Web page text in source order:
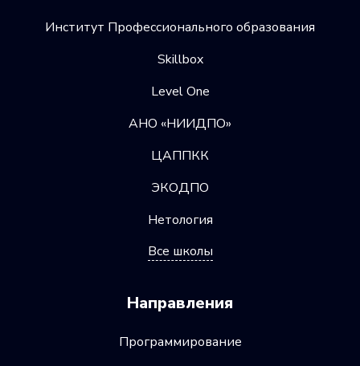
Институт Профессионального образования
Skillbox
Level One
АНО «НИИДПО»
ЦАППКК
ЭКОДПО
Нетология
Все школы
Направления
Программирование